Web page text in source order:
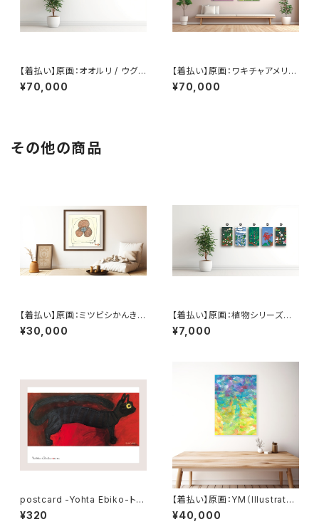
【着払い】原画：オオルリ / ウグイ
ス / 仲よし双子のキンカチョウ（I
llustrator 黛和弥）
¥70,000
【着払い】原画：ワキチャアメリカ
ムシクイ / 森の中のエゾフクロ
ウ（Illustrator 黛和弥）
¥70,000
その他の商品
【着払い】原画：ミツビシかんきせ
んエレクトリック（Illustrator 乾
夏樹）
¥30,000
【着払い】原画：植物シリーズ❶
（Illustrator 成田紹人）
¥7,000
postcard -Yohta Ebiko-トラ
ネコざっしゅ
¥320
【着払い】原画：YM（Illustrator
弓山諒）
¥40,000